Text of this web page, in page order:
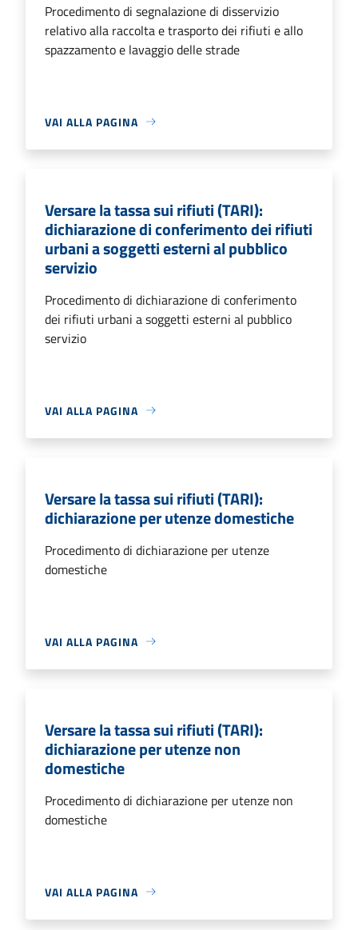
Procedimento di segnalazione di disservizio
relativo alla raccolta e trasporto dei rifiuti e allo
spazzamento e lavaggio delle strade
VAI ALLA PAGINA
Versare la tassa sui rifiuti (TARI):
dichiarazione di conferimento dei rifiuti
urbani a soggetti esterni al pubblico
servizio
Procedimento di dichiarazione di conferimento
dei rifiuti urbani a soggetti esterni al pubblico
servizio
VAI ALLA PAGINA
Versare la tassa sui rifiuti (TARI):
dichiarazione per utenze domestiche
Procedimento di dichiarazione per utenze
domestiche
VAI ALLA PAGINA
Versare la tassa sui rifiuti (TARI):
dichiarazione per utenze non
domestiche
Procedimento di dichiarazione per utenze non
domestiche
VAI ALLA PAGINA